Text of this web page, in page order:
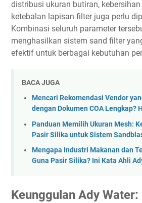
distribusi ukuran butiran,
ketebalan lapisan filter juga perlu
Kombinasi seluruh parameter
menghasilkan sistem sand filter
efektif untuk berbagai kebutuhan
BACA JUGA
Mencari Rekomendasi Vendor
dengan Dokumen COA Lengkap?
Panduan Memilih Ukuran Mesh:
Pasir Silika untuk Sistem
Mengapa Industri Makanan dan
Guna Pasir Silika? Ini Kata Ahli
Keunggulan Ady